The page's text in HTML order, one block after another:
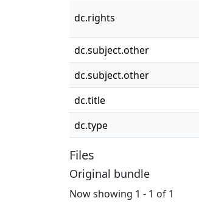
dc.rights
dc.subject.other
dc.subject.other
dc.title
dc.type
Files
Original bundle
Now showing 1 - 1 of 1